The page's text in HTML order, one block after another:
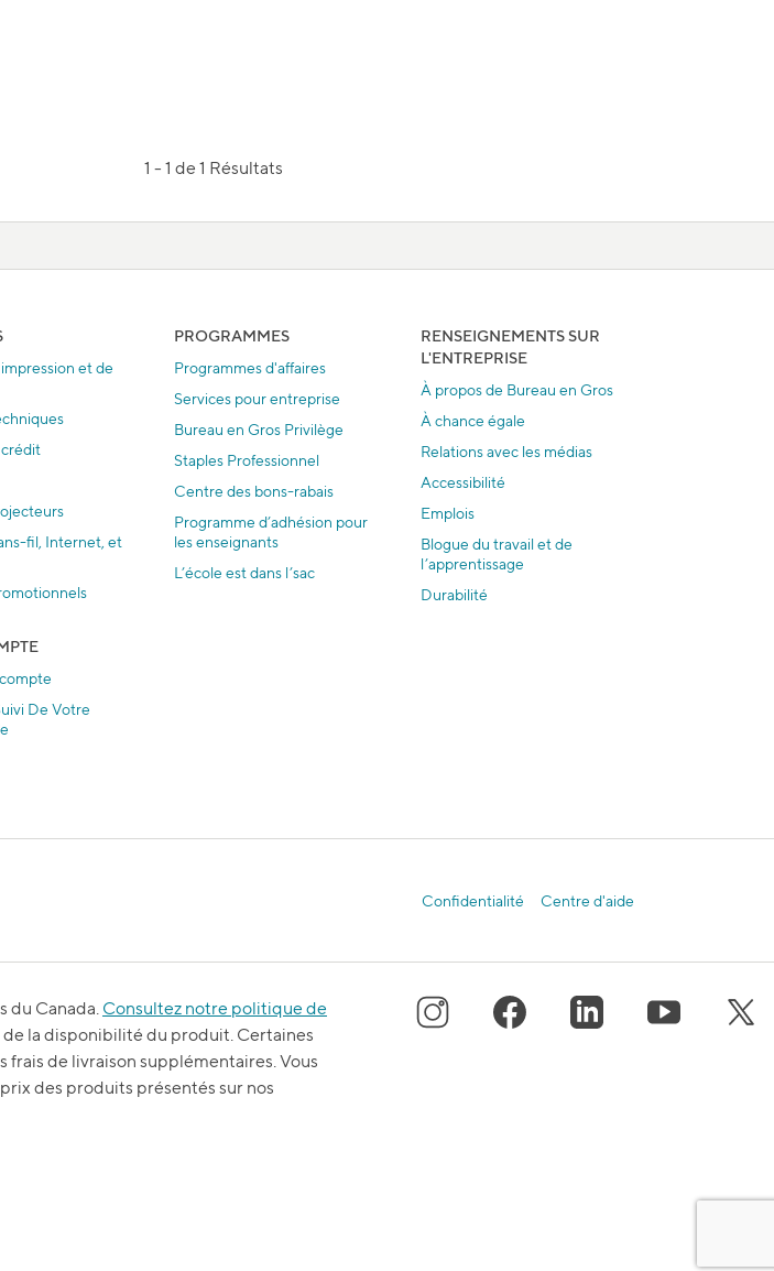
1 - 1 de 1 Résultats
et de
fil, Internet, et
De Votre
PROGRAMMES
Programmes d'affaires
Services pour entreprise
Bureau en Gros Privilège
Staples Professionnel
Centre des bons-rabais
Programme d’adhésion pour
les enseignants
L’école est dans l’sac
RENSEIGNEMENTS SUR
L'ENTREPRISE
À propos de Bureau en Gros
À chance égale
Relations avec les médias
Accessibilité
Emplois
Blogue du travail et de
l’apprentissage
Durabilité
Confidentialité Centre d'aide
du Canada. Consultez notre politique de
la disponibilité du produit. Certaines
de livraison supplémentaires. Vous
des produits présentés sur nos